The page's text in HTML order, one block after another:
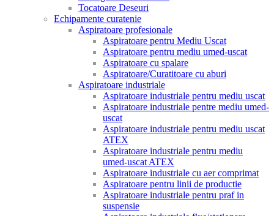
Tocatoare Deseuri
Echipamente curatenie
Aspiratoare profesionale
Aspiratoare pentru Mediu Uscat
Aspiratoare pentru mediu umed-uscat
Aspiratoare cu spalare
Aspiratoare/Curatitoare cu aburi
Aspiratoare industriale
Aspiratoare industriale pentru mediu uscat
Aspiratoare industriale pentre mediu umed-
uscat
Aspiratoare industriale pentru mediu uscat
ATEX
Aspiratoare industriale pentru mediu
umed-uscat ATEX
Aspiratoare industriale cu aer comprimat
Aspiratoare pentru linii de productie
Aspiratoare industriale pentru praf in
suspensie